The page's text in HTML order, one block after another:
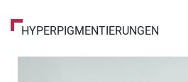
HYPERPIGMENTIERUNGEN